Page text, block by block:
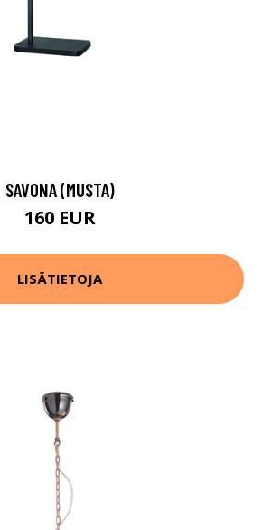
SAVONA (MUSTA)
160 EUR
LISÄTIETOJA